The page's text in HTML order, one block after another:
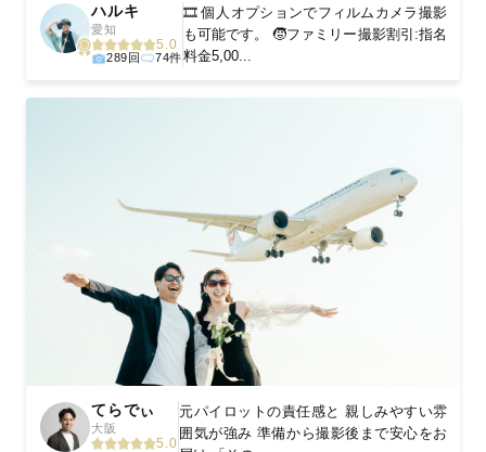
ハルキ
愛知
5.0
289回 74件
🎞️ 個人オプションでフィルムカメラ撮影
も可能です。 🧒ファミリー撮影割引:指名
料金5,00...
てらでぃ
大阪
5.0
元パイロットの責任感と 親しみやすい雰
囲気が強み 準備から撮影後まで安心をお